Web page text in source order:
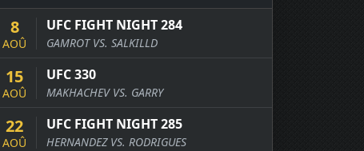
8
AOÛ
UFC FIGHT NIGHT 284
GAMROT VS. SALKILLD
15
AOÛ
UFC 330
MAKHACHEV VS. GARRY
22
AOÛ
UFC FIGHT NIGHT 285
HERNANDEZ VS. RODRIGUES